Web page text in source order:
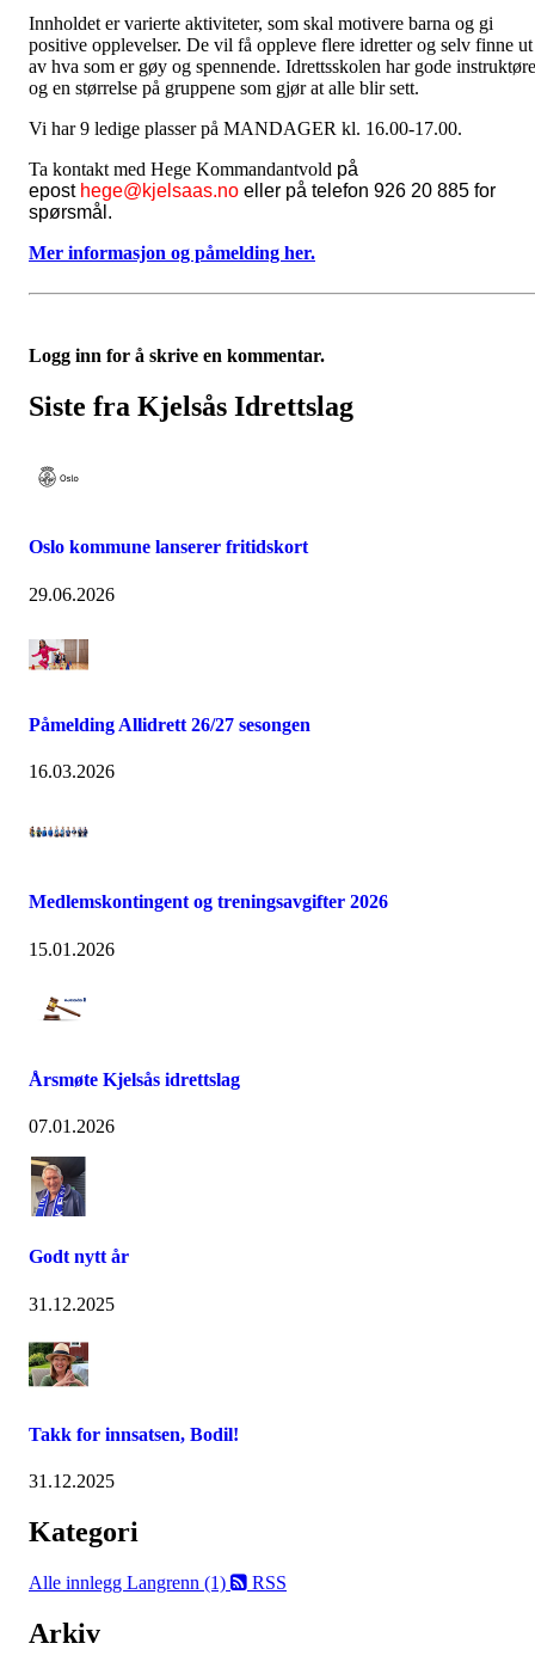
Innholdet er varierte aktiviteter, som skal motivere barna og gi
positive opplevelser. De vil få oppleve flere idretter og selv finne ut
av hva som er gøy og spennende. Idrettsskolen har gode
og en størrelse på gruppene som gjør at alle blir sett.
Vi har 9 ledige plasser på MANDAGER kl. 16.00-17.00.
Ta kontakt med Hege Kommandantvold på
epost hege@kjelsaas.no eller på telefon 926 20 885 for
spørsmål.
Mer informasjon og påmelding her.
Logg inn for å skrive en kommentar.
Siste fra Kjelsås Idrettslag
Oslo kommune lanserer fritidskort
29.06.2026
Påmelding Allidrett 26/27 sesongen
16.03.2026
Medlemskontingent og treningsavgifter 2026
15.01.2026
Årsmøte Kjelsås idrettslag
07.01.2026
Godt nytt år
31.12.2025
Takk for innsatsen, Bodil!
31.12.2025
Kategori
Alle innlegg Langrenn (1) RSS
Arkiv